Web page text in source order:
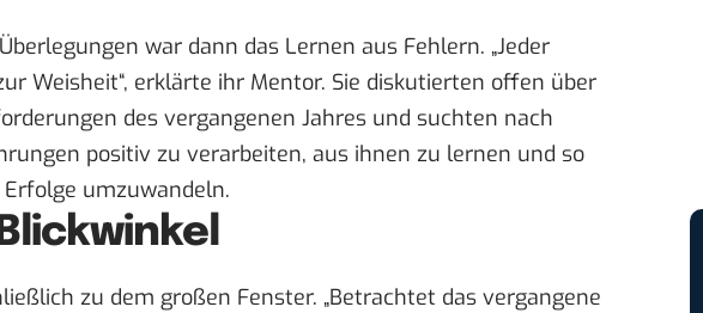
war dann das Lernen aus Fehlern. „Jeder
Weisheit“, erklärte ihr Mentor. Sie diskutierten offen über
des vergangenen Jahres und suchten nach
positiv zu verarbeiten, aus ihnen zu lernen und so
umzuwandeln.
zu dem großen Fenster. „Betrachtet das vergangene